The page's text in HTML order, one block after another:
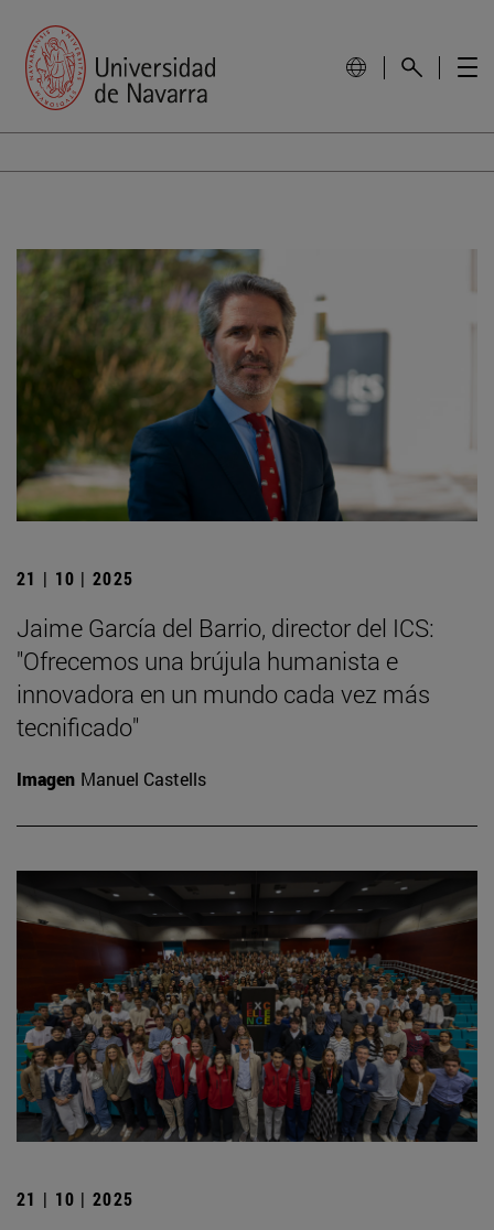
21 | 10 | 2025
Jaime García del Barrio, director del ICS:
"Ofrecemos una brújula humanista e
innovadora en un mundo cada vez más
tecnificado"
Imagen Manuel Castells
21 | 10 | 2025